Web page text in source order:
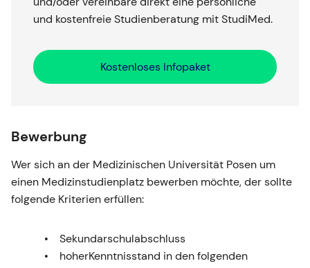
und kostenfreie Studienberatung mit StudiMed.
Kostenloses Infopaket
Bewerbung
Wer sich an der Medizinischen Universität Posen um
einen Medizinstudienplatz bewerben möchte, der sollte
folgende Kriterien erfüllen:
Sekundarschulabschluss
hoherKenntnisstand in den folgenden